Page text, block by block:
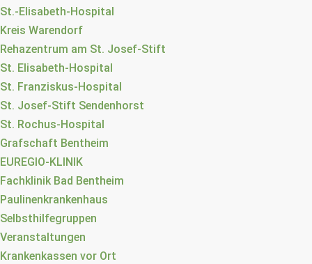
St.-Elisabeth-Hospital
Kreis Warendorf
Rehazentrum am St. Josef-Stift
St. Elisabeth-Hospital
St. Franziskus-Hospital
St. Josef-Stift Sendenhorst
St. Rochus-Hospital
Grafschaft Bentheim
EUREGIO-KLINIK
Fachklinik Bad Bentheim
Paulinenkrankenhaus
Selbsthilfegruppen
Veranstaltungen
Krankenkassen vor Ort